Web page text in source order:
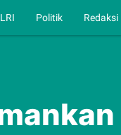
Politik Redaksi